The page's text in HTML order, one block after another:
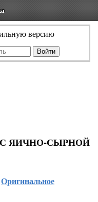
версию
ЯИЧНО-СЫРНОЙ
Оригинальное